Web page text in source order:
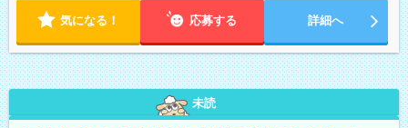
気になる！ 応募する 詳細へ
未読